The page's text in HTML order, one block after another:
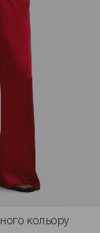
кольору